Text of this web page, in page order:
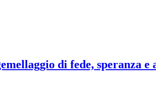
di fede, speranza e